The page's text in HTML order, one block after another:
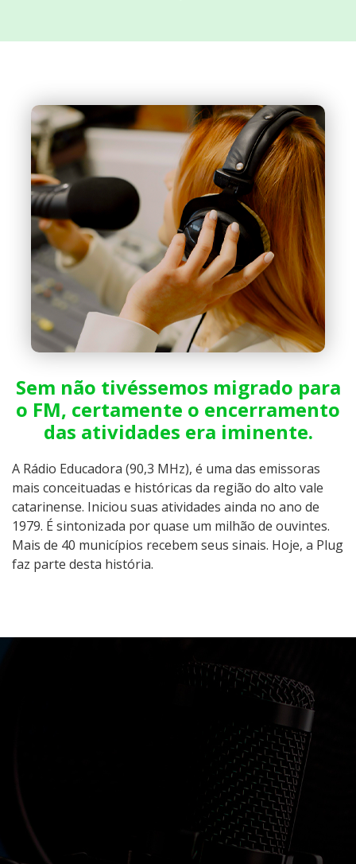
Sem não tivéssemos migrado para
o FM, certamente o encerramento
das atividades era iminente.
A Rádio Educadora (90,3 MHz), é uma das emissoras
mais conceituadas e históricas da região do alto vale
catarinense. Iniciou suas atividades ainda no ano de
1979. É sintonizada por quase um milhão de ouvintes.
Mais de 40 municípios recebem seus sinais. Hoje, a Plug
faz parte desta história.